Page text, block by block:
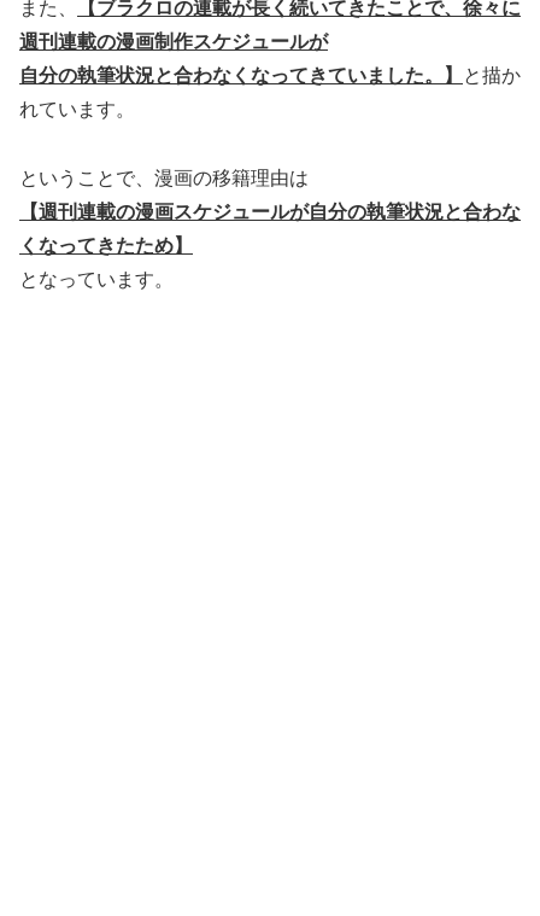
また、
【ブラクロの連載が長く続いてきたことで、徐々に
週刊連載の漫画制作スケジュールが
自分の執筆状況と合わなくなってきていました。】
と描か
れています。
ということで、漫画の移籍理由は
【週刊連載の漫画スケジュールが自分の執筆状況と合わな
くなってきたため】
となっています。